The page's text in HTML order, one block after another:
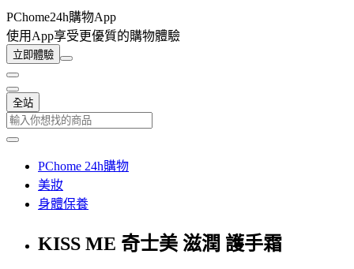
PChome24h購物App
使用App享受更優質的購物體驗
立即體驗
全站
PChome 24h購物
美妝
身體保養
KISS ME 奇士美 滋潤 護手霜